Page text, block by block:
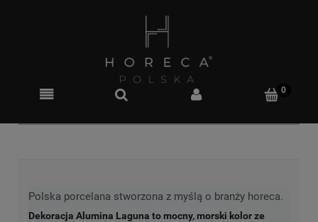
Polska porcelana stworzona z myślą o branży horeca.
Dekoracja Alumina Laguna to mocny, morski kolor ze